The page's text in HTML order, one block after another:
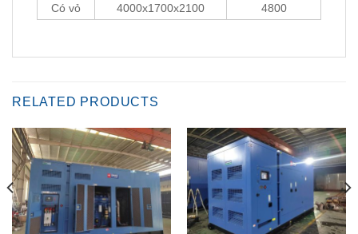
Có vỏ 4000x1700x2100 4800
RELATED PRODUCTS